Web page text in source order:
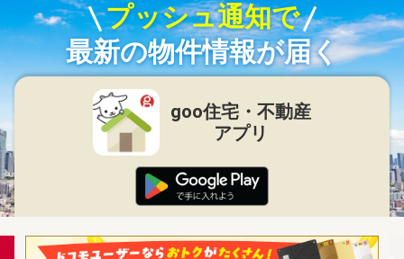
プッシュ通知で
最新の物件情報が届く
goo住宅・不動産
アプリ